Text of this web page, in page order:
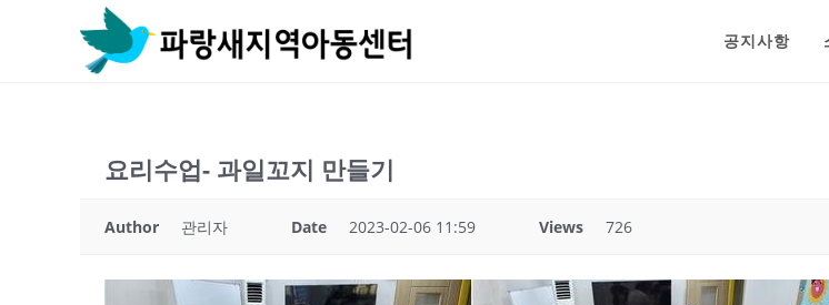
공지사항
요리수업- 과일꼬지 만들기
Author 관리자 Date 2023-02-06 11:59 Views 726